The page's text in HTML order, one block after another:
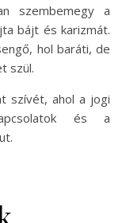
szembemegy a
bájt és karizmát.
hol baráti, de
szül.
szívét, ahol a jogi
és a